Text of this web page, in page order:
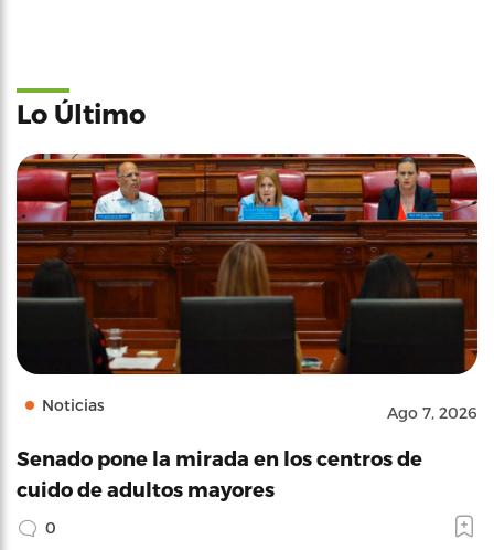
Lo Último
Noticias Ago 7, 2026
Senado pone la mirada en los centros de
cuido de adultos mayores
0